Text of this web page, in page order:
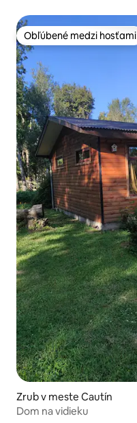
Obľúbené medzi hosťami
Obľúbené medzi hosťami
Zrub v meste Cautín
Dom na vidieku